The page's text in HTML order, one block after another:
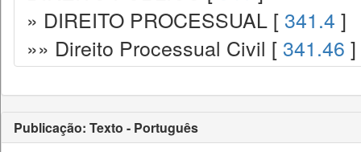
» DIREITO PROCESSUAL [ 341.4 ]
»» Direito Processual Civil [ 341.46 ]
Publicação: Texto - Português